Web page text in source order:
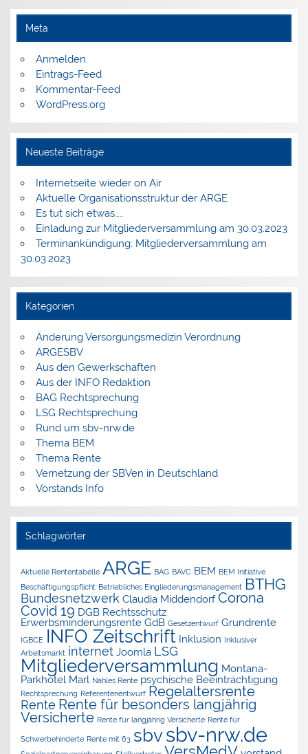
Meta
Anmelden
Eintrags-Feed
Kommentar-Feed
WordPress.org
Neueste Beiträge
Internetseite wieder on Air
Aktuelle Organisationsstruktur der ARGE
Es tut sich etwas…..
Einladung zur Mitgliederversammlung am 30.03.2023
Terminankündigung: Mitgliederversammlung am
30.03.2023
Kategorien
Änderung Versorgungsmedizin Verordnung
ARGESBV
Aus den Gewerkschaften
Aus der INFO Redaktion
BAG Rechtsprechung
LSG Rechtsprechung
Rund um sbv-nrw.de
Thema BEM
Thema Rente
Vernetzung der SBVen in Deutschland
Vorstands Info
Schlagwörter
Aktuelle Rententabelle ARGE BAG BAVC BEM BEM Initiative
Beschäftigungspflicht Betriebliches Eingliederungsmanagement BTHG
Bundesnetzwerk Claudia Middendorf Corona
Covid 19 DGB Rechtsschutz
Erwerbsminderungsrente GdB Gesetzentwurf Grundrente
IGBCE INFO Zeitschrift Inklusion Inklusiver
Arbeitsmarkt internet Joomla LSG
Mitgliederversammlung Montana-
Parkhotel Marl Nahles Rente psychische Beeinträchtigung
Rechtsprechung Referentenentwurf Regelaltersrente
Rente Rente für besonders langjährig
Versicherte Rente für langjährig Versicherte Rente für
Schwerbehinderte Rente mit 63 sbvsbv-nrw.de